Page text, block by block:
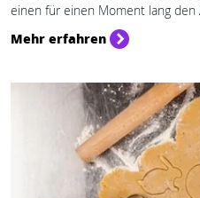
einen für einen Moment lang den
Mehr erfahren